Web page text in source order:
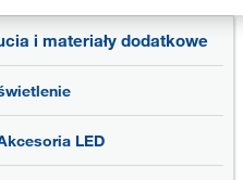
i materiały dodatkowe
LED